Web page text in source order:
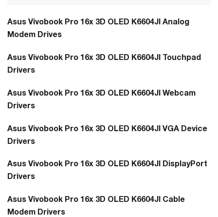
Asus Vivobook Pro 16x 3D OLED K6604JI Analog
Modem Drives
Asus Vivobook Pro 16x 3D OLED K6604JI Touchpad
Drivers
Asus Vivobook Pro 16x 3D OLED K6604JI Webcam
Drivers
Asus Vivobook Pro 16x 3D OLED K6604JI VGA Device
Drivers
Asus Vivobook Pro 16x 3D OLED K6604JI DisplayPort
Drivers
Asus Vivobook Pro 16x 3D OLED K6604JI Cable
Modem Drivers